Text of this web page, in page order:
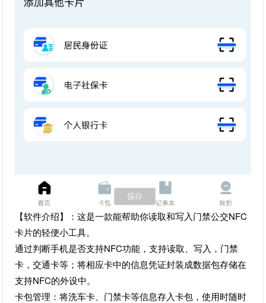
【软件介绍】：这是一款能帮助你读取和写入门禁公交NFC
卡片的轻便小工具。
通过判断手机是否支持NFC功能，支持读取、写入，门禁
卡，交通卡等；将相应卡中的信息凭证封装成数据包存储在
支持NFC的外设中。
卡包管理：将洗车卡、门禁卡等信息存入卡包，使用时随时